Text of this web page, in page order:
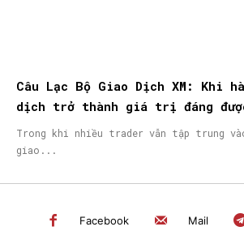
Câu Lạc Bộ Giao Dịch XM: Khi
dịch trở thành giá trị đáng
Trong khi nhiều trader vẫn tập trung
giao...
Facebook Mail